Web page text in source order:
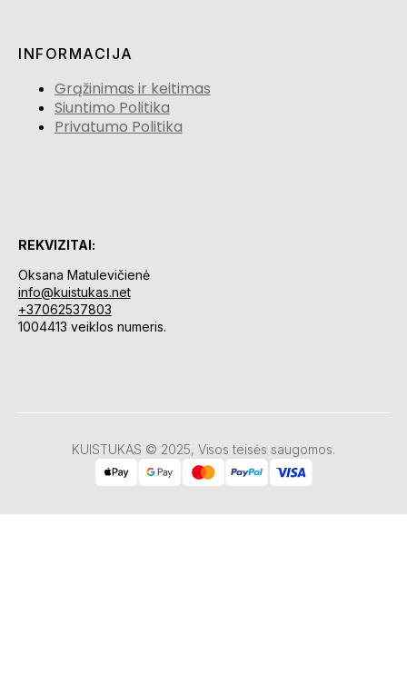
INFORMACIJA
Grąžinimas ir keitimas
Siuntimo Politika
Privatumo Politika
REKVIZITAI:
Oksana Matulevičienė
info@kuistukas.net
+37062537803
1004413 veiklos numeris.
KUISTUKAS © 2025, Visos teisės saugomos.